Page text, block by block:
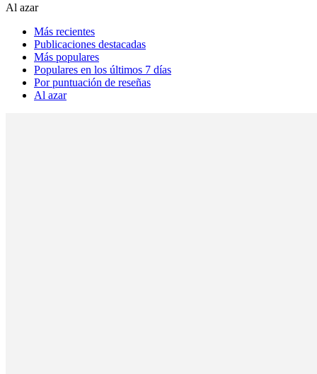
Al azar
Más recientes
Publicaciones destacadas
Más populares
Populares en los últimos 7 días
Por puntuación de reseñas
Al azar